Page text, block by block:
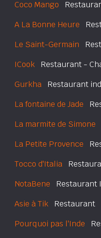
Coco Mango
A La Bonne Heure
Le Saint-Germain
ICook Restaurant -
Gurkha Restaurant
La fontaine de Jade
La marmite de Simone
La Petite Provence
Tocco d'Italia
NotaBene Restaurant
Asie à Tik Restaurant
Pourquoi pas l'Inde